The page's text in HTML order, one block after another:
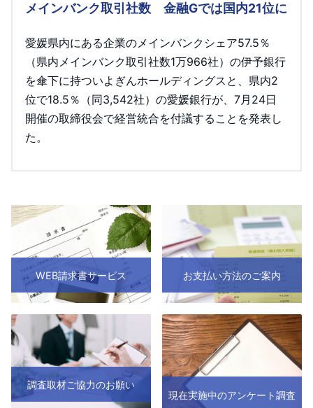
メインバンク取引社数 金融Gでは国内21位に
愛媛県内にある企業のメインバンクシェア57.5％
（県内メインバンク取引社数1万966社）の伊予銀行
を傘下に持ついよぎんホールディングスと、県内2
位で18.5％（同3,542社）の愛媛銀行が、7月24日
開催の取締役会で経営統合を付議することを発表し
た。
WEB請求書サービス お支払い方法のご案内
調査取材ご協力のお願い
現在実施中のアンケート調査